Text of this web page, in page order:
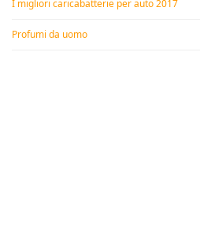
I migliori caricabatterie per auto 2017
Profumi da uomo